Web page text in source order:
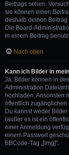
Beitrags sehen.
sie können einen
deshalb deinen
Die Board-
in einem Beitrag
Nach oben
Kann ich Bilder in
Ja, Bilder können in
Administration
hochladen. Ansonsten
öffentlich zugänglichen
Du kannst weder
(außer es ist ein
einer Anmeldung
einem Passwort
BBCode-Tag „[img]“.